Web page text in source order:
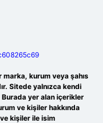
kurum veya şahıs
Sitede yalnızca kendi
Burada yer alan içerikler
ve kişiler hakkında
kişiler ile isim